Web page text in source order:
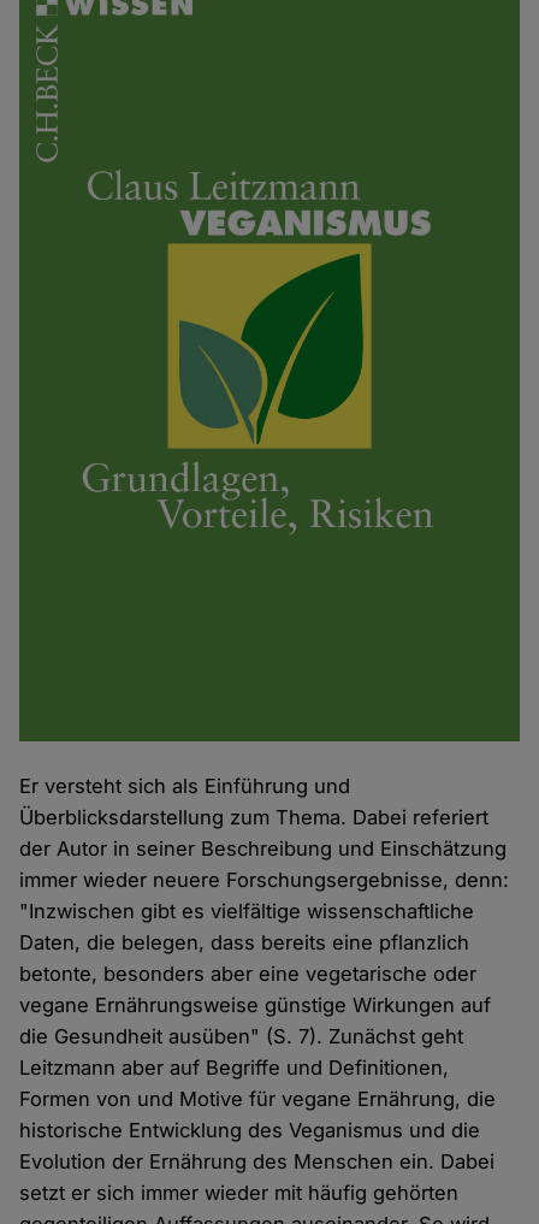
Er versteht sich als Einführung und
Überblicksdarstellung zum Thema. Dabei referiert
der Autor in seiner Beschreibung und Einschätzung
immer wieder neuere Forschungsergebnisse, denn:
"Inzwischen gibt es vielfältige wissenschaftliche
Daten, die belegen, dass bereits eine pflanzlich
betonte, besonders aber eine vegetarische oder
vegane Ernährungsweise günstige Wirkungen auf
die Gesundheit ausüben" (S. 7). Zunächst geht
Leitzmann aber auf Begriffe und Definitionen,
Formen von und Motive für vegane Ernährung, die
historische Entwicklung des Veganismus und die
Evolution der Ernährung des Menschen ein. Dabei
setzt er sich immer wieder mit häufig gehörten